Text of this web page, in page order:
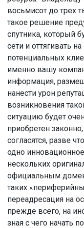
восьмисот до трех
такое решение
спутника, который
сети и оттягивать
потенциальных
именно вашу
информация,
нанести урон
возникновения
ситуацию будет
приобретен
согласятся, разве
одно
нескольких
официальным
таких
переадресация на
прежде всего, на
зная с чего начать